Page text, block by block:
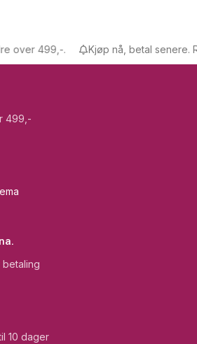
499,-. Kjøp nå, betal senere.
499,-
10 dager